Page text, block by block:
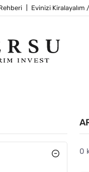
Evinizi Kiralayalım
0